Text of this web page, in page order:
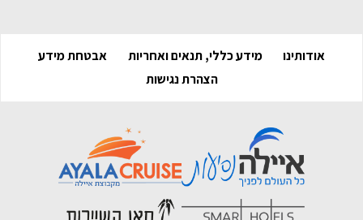
אודותינו מידע כללי, תנאים ואחריות
אבטחת מידע
הצהרת נגישות